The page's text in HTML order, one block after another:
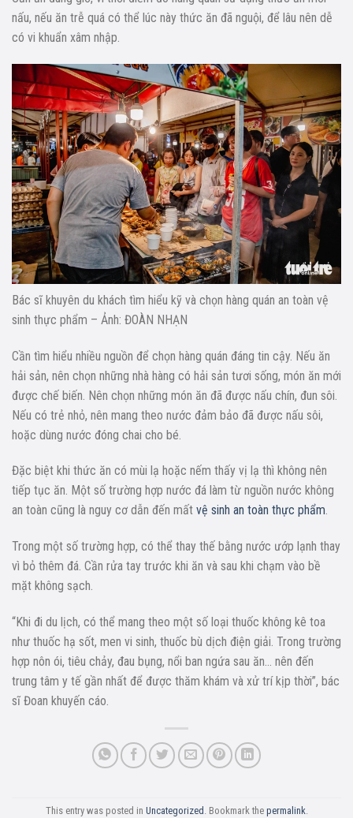
nấu, nếu ăn trễ quá có thể lúc này thức ăn đã nguội, để lâu nên dễ
có vi khuẩn xâm nhập.
Bác sĩ khuyên du khách tìm hiểu kỹ và chọn hàng quán an toàn vệ
sinh thực phẩm – Ảnh: ĐOÀN NHẠN
Cần tìm hiểu nhiều nguồn để chọn hàng quán đáng tin cậy. Nếu ăn
hải sản, nên chọn những nhà hàng có hải sản tươi sống, món ăn mới
được chế biến. Nên chọn những món ăn đã được nấu chín, đun sôi.
Nếu có trẻ nhỏ, nên mang theo nước đảm bảo đã được nấu sôi,
hoặc dùng nước đóng chai cho bé.
Đặc biệt khi thức ăn có mùi lạ hoặc nếm thấy vị lạ thì không nên
tiếp tục ăn. Một số trường hợp nước đá làm từ nguồn nước không
an toàn cũng là nguy cơ dẫn đến mất vệ sinh an toàn thực phẩm.
Trong một số trường hợp, có thể thay thế bằng nước ướp lạnh thay
vì bỏ thêm đá. Cần rửa tay trước khi ăn và sau khi chạm vào bề
mặt không sạch.
“Khi đi du lịch, có thể mang theo một số loại thuốc không kê toa
như thuốc hạ sốt, men vi sinh, thuốc bù dịch điện giải. Trong trường
hợp nôn ói, tiêu chảy, đau bụng, nổi ban ngứa sau ăn… nên đến
trung tâm y tế gần nhất để được thăm khám và xử trí kịp thời”, bác
sĩ Đoan khuyến cáo.
This entry was posted in Uncategorized . Bookmark the permalink.